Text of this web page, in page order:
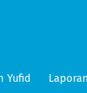
Yufid